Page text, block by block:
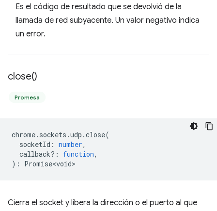
Es el código de resultado que se devolvió de la
llamada de red subyacente. Un valor negativo indica
un error.
close()
Promesa
chrome. sockets .udp .close(
socketId : number,
callback? : function,
) : Promise<void>
Cierra el socket y libera la dirección o el puerto al que